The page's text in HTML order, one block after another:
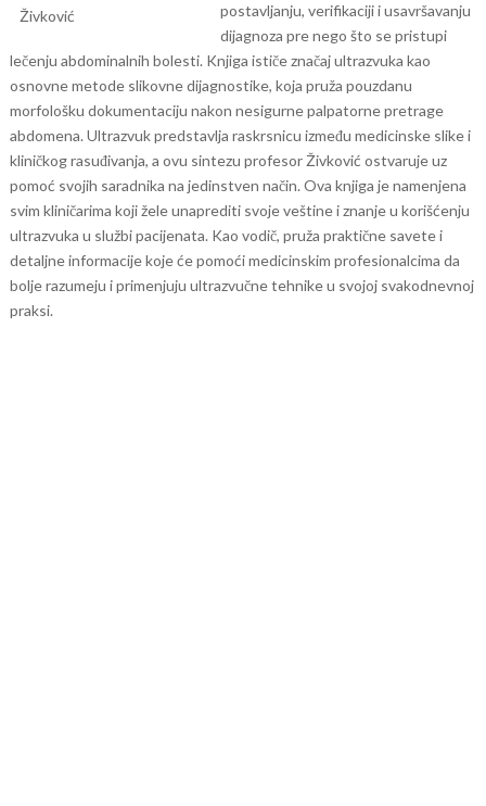
postavljanju, verifikaciji i usavršavanju
dijagnoza pre nego što se pristupi
lečenju abdominalnih bolesti. Knjiga ističe značaj ultrazvuka kao
osnovne metode slikovne dijagnostike, koja pruža pouzdanu
morfološku dokumentaciju nakon nesigurne palpatorne pretrage
abdomena. Ultrazvuk predstavlja raskrsnicu između medicinske slike i
kliničkog rasuđivanja, a ovu sintezu profesor Živković ostvaruje uz
pomoć svojih saradnika na jedinstven način. Ova knjiga je namenjena
svim kliničarima koji žele unaprediti svoje veštine i znanje u korišćenju
ultrazvuka u službi pacijenata. Kao vodič, pruža praktične savete i
detaljne informacije koje će pomoći medicinskim profesionalcima da
bolje razumeju i primenjuju ultrazvučne tehnike u svojoj svakodnevnoj
praksi.